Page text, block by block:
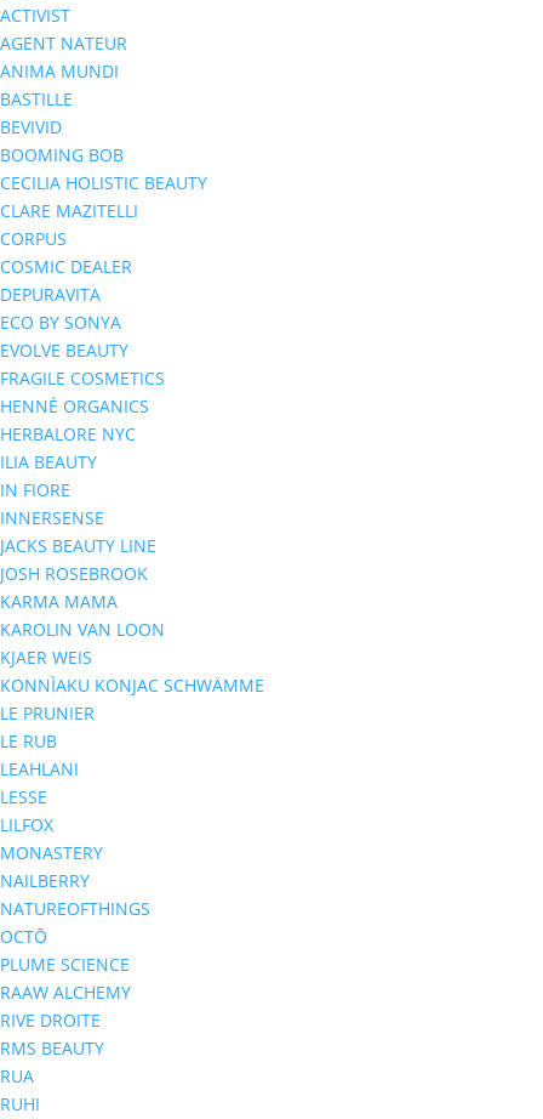
ACTIVIST
AGENT NATEUR
ANIMA MUNDI
BASTILLE
BEVIVID
BOOMING BOB
CECILIA HOLISTIC BEAUTY
CLARE MAZITELLI
CORPUS
COSMIC DEALER
DEPURAVITA
ECO BY SONYA
EVOLVE BEAUTY
FRAGILE COSMETICS
HENNÉ ORGANICS
HERBALORE NYC
ILIA BEAUTY
IN FIORE
INNERSENSE
JACKS BEAUTY LINE
JOSH ROSEBROOK
KARMA MAMA
KAROLIN VAN LOON
KJAER WEIS
KONNÌAKU KONJAC SCHWÄMME
LE PRUNIER
LE RUB
LEAHLANI
LESSE
LILFOX
MONASTERY
NAILBERRY
NATUREOFTHINGS
OCTŌ
PLUME SCIENCE
RAAW ALCHEMY
RIVE DROITE
RMS BEAUTY
RUA
RUHI